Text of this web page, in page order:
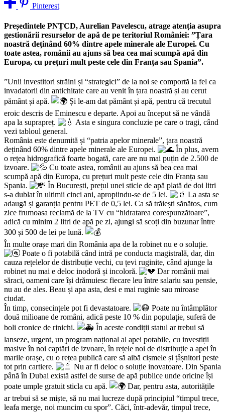
Pinterest
Președintele PNȚCD, Aurelian Pavelescu, atrage atenția asupra
gestionării resurselor de apă de pe teritoriul României: ”Țara
noastră deținând 60% dintre apele minerale ale Europei. Cu
toate astea, românii au ajuns să bea cea mai scumpă apă din
Europa, cu prețuri mult peste cele din Franța sau Spania”.
”Unii investitori străini și “strategici” de la noi se comportă la fel ca
invadatorii din antichitate care au venit în țara noastră și au cerut
pământ și apă.
Și le-am dat pământ și apă, pentru că trecutul
eroic descris de Eminescu e departe. Apoi au început să ne vândă
apa la suprapreț.
Asta e singura concluzie pe care o tragi, când
vezi tabloul general.
România este denumită și “patria apelor minerale”, țara noastră
deținând 60% dintre apele minerale ale Europei.
În plus, avem
o rețea hidrografică foarte bogată, care are nu mai puțin de 2.500 de
izvoare.
Cu toate astea, românii au ajuns să bea cea mai
scumpă apă din Europa, cu prețuri mult peste cele din Franța sau
Spania.
În București, prețul unei sticle de apă plată de doi litri
s-a dublat în ultimii cinci ani, apropiindu-se de 5 lei.
La asta se
adaugă și garanția pentru PET de 0,5 lei. Ca să trăiești sănătos, cum
zice frumoasa reclamă de la TV cu “hidratarea corespunzătoare”,
adică cu minim 2 litri de apă pe zi, ajungi să scoți din buzunar între
300 și 500 de lei pe lună.
În multe orașe mari din România apa de la robinet nu e o soluție.
Poate o fi potabilă când intră pe conducta magistrală, dar, din
cauza rețelelor de distribuție vechi, cu țevi ruginite, când ajunge la
robinet nu mai e deloc inodoră și incoloră.
Dar românii mai
săraci, oameni care își drămuiesc fiecare leu între salariu sau pensie,
nu au de ales. Beau și apa asta, desi e mai ruginie sau miroase
ciudat.
În timp, consecințele pot fi devastatoare.
Poate nu întâmplător
două milioane de români, adică peste 10 % din populație, suferă de
boli cronice de rinichi.
În aceste condiții statul ar trebui să
lanseze, urgent, un program național al apei potabile, cu investiții
masive în noi captări de izvoare, în rețele noi de distribuție a apei în
marile orașe, cu o rețea publică care să aibă cișmele și țâșnitori peste
tot prin cartiere.
Nu ar fi deloc o soluție inovatoare. Din Spania
până în Dubai există astfel de surse de apă publice unde oricine își
poate umple gratuit sticla cu apă.
Dar, pentru asta, autoritățile
ar trebui să se miște, să nu mai lucreze după principiul “timpul trece,
leafa merge, noi muncim cu spor”. Căci, într-adevăr, timpul trece,